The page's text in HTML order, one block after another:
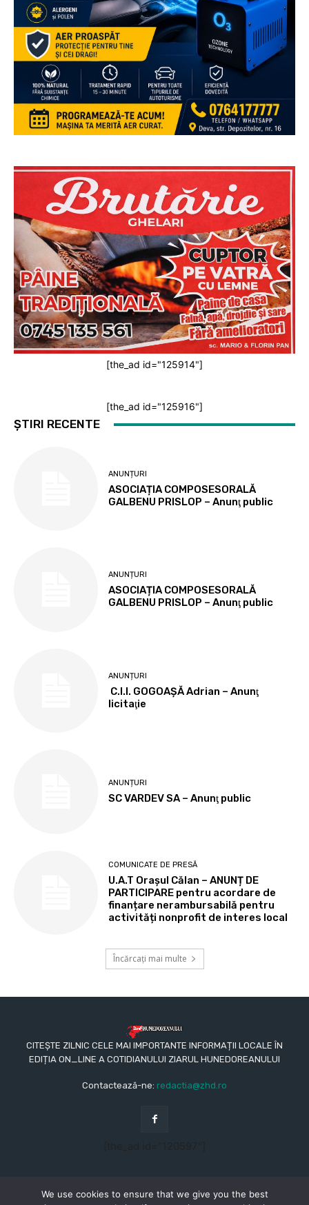
[the_ad id="125914"]
[the_ad id="125916"]
ȘTIRI RECENTE
ANUNȚURI
ASOCIAȚIA COMPOSESORALĂ
GALBENU PRISLOP – Anunţ public
ANUNȚURI
ASOCIAȚIA COMPOSESORALĂ
GALBENU PRISLOP – Anunţ public
ANUNȚURI
C.I.I. GOGOAŞĂ Adrian – Anunţ
licitaţie
ANUNȚURI
SC VARDEV SA – Anunţ public
COMUNICATE DE PRESĂ
U.A.T Orașul Călan – ANUNȚ DE
PARTICIPARE pentru acordare de
finanțare nerambursabilă pentru
activități nonprofit de interes local
Încărcați mai multe
CITEȘTE ZILNIC CELE MAI IMPORTANTE INFORMAȚII LOCALE ÎN
EDIȚIA ON_LINE A COTIDIANULUI ZIARUL HUNEDOREANULUI
Contactează-ne: redactia@zhd.ro
We use cookies to ensure that we give you the best